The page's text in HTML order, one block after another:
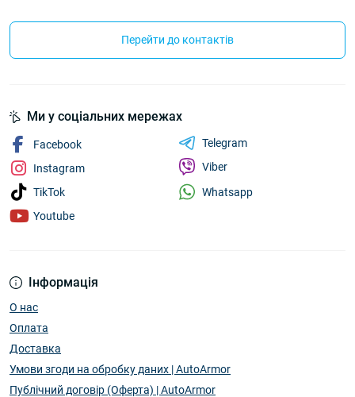
Перейти до контактів
Інформація
О нас
Оплата
Доставка
Умови згоди на обробку даних | AutoArmor
Публічний договір (Оферта) | AutoArmor
Ми у соціальних мережах
Facebook
Instagram
TikTok
Youtube
Telegram
Viber
Whatsapp